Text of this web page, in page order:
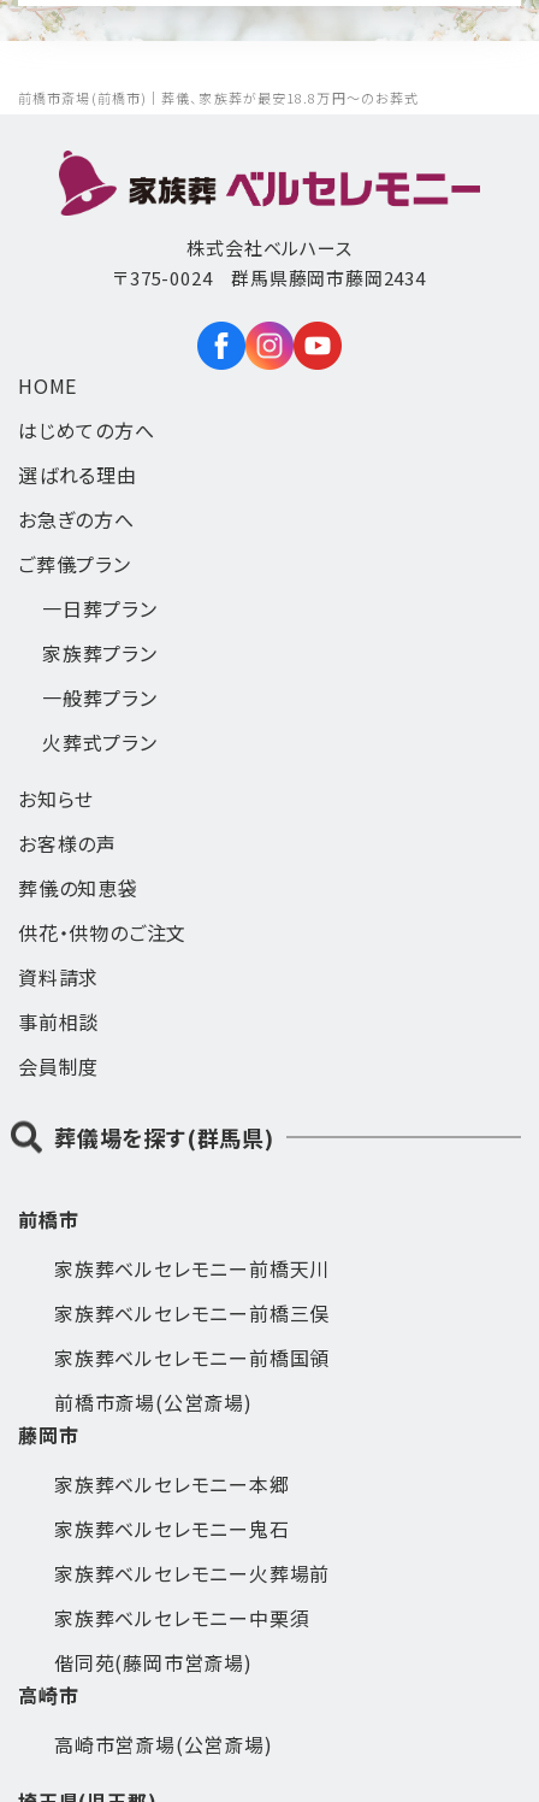
前橋市斎場(前橋市)｜葬儀、家族葬が最安18.8万円～のお葬式
株式会社ベルハース
〒375-0024 群馬県藤岡市藤岡2434
HOME
はじめての方へ
選ばれる理由
お急ぎの方へ
ご葬儀プラン
一日葬プラン
家族葬プラン
一般葬プラン
火葬式プラン
お知らせ
お客様の声
葬儀の知恵袋
供花・供物のご注文
資料請求
事前相談
会員制度
葬儀場を探す(群馬県)
前橋市
家族葬ベルセレモニー前橋天川
家族葬ベルセレモニー前橋三俣
家族葬ベルセレモニー前橋国領
前橋市斎場(公営斎場)
藤岡市
家族葬ベルセレモニー本郷
家族葬ベルセレモニー鬼石
家族葬ベルセレモニー火葬場前
家族葬ベルセレモニー中栗須
偕同苑(藤岡市営斎場)
高崎市
高崎市営斎場(公営斎場)